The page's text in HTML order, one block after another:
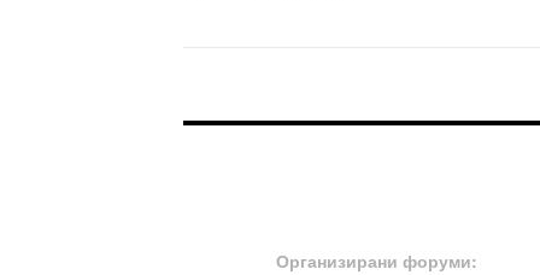
Организирани форуми: